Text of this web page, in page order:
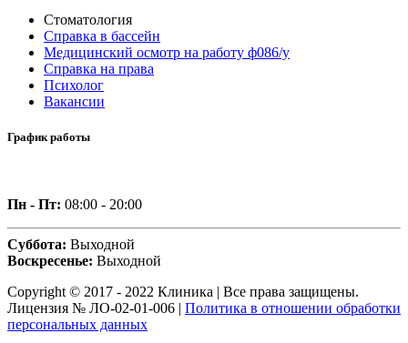
Стоматология
Справка в бассейн
Медицинский осмотр на работу ф086/у
Справка на права
Психолог
Вакансии
График работы
Пн - Пт: 08:00 - 20:00
Суббота: Выходной
Воскресенье: Выходной
Copyright © 2017 - 2022 Клиника | Все права защищены.
Лицензия № ЛО-02-01-006 | Политика в отношении обработки
персональных данных